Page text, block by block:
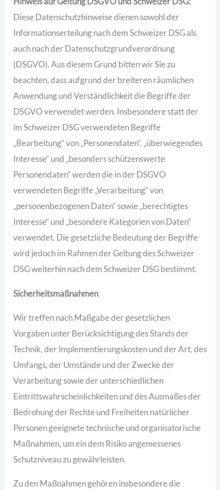
Diese Datenschutzhinweise dienen sowohl der
Informationserteilung nach dem Schweizer DSG als
auch nach der Datenschutzgrundverordnung
(DSGVO). Aus diesem Grund bitten wir Sie zu
beachten, dass aufgrund der breiteren räumlichen
Anwendung und Verständlichkeit die Begriffe der
DSGVO verwendet werden. Insbesondere statt der
im Schweizer DSG verwendeten Begriffe
„Bearbeitung“ von „Personendaten“, „überwiegendes
Interesse“ und „besonders schützenswerte
Personendaten“ werden die in der DSGVO
verwendeten Begriffe „Verarbeitung“ von
„personenbezogenen Daten“ sowie „berechtigtes
Interesse“ und „besondere Kategorien von Daten“
verwendet. Die gesetzliche Bedeutung der Begriffe
wird jedoch im Rahmen der Geltung des Schweizer
DSG weiterhin nach dem Schweizer DSG bestimmt.
Sicherheitsmaßnahmen
Wir treffen nach Maßgabe der gesetzlichen
Vorgaben unter Berücksichtigung des Stands der
Technik, der Implementierungskosten und der Art, des
Umfangs, der Umstände und der Zwecke der
Verarbeitung sowie der unterschiedlichen
Eintrittswahrscheinlichkeiten und des Ausmaßes der
Bedrohung der Rechte und Freiheiten natürlicher
Personen geeignete technische und organisatorische
Maßnahmen, um ein dem Risiko angemessenes
Schutzniveau zu gewährleisten.
Zu den Maßnahmen gehören insbesondere die